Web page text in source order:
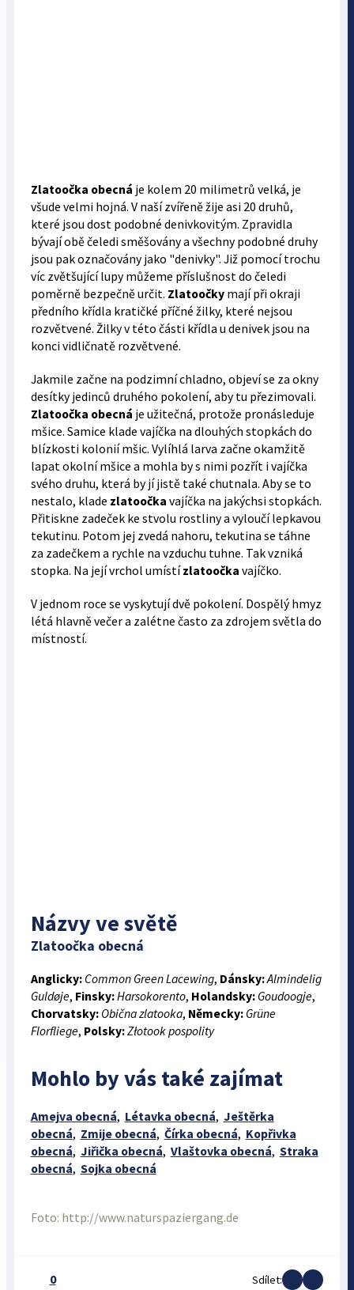
Zlatoočka obecná je kolem 20 milimetrů velká, je
všude velmi hojná. V naší zvířeně žije asi 20 druhů,
které jsou dost podobné denivkovitým. Zpravidla
bývají obě čeledi směšovány a všechny podobné druhy
jsou pak označovány jako "denivky". Již pomocí trochu
víc zvětšující lupy můžeme příslušnost do čeledi
poměrně bezpečně určit. Zlatoočkymají při okraji
předního křídla kratičké příčné žilky, které nejsou
rozvětvené. Žilky v této části křídla u denivek jsou na
konci vidličnatě rozvětvené.
Jakmile začne na podzimní chladno, objeví se za okny
desítky jedinců druhého pokolení, aby tu přezimovali.
Zlatoočka obecná je užitečná, protože pronásleduje
mšice. Samice klade vajíčka na dlouhých stopkách do
blízkosti kolonií mšic. Vylíhlá larva začne okamžitě
lapat okolní mšice a mohla by s nimi pozřít i vajíčka
svého druhu, která by jí jistě také chutnala. Aby se to
nestalo, klade zlatoočka vajíčka na jakýchsi stopkách.
Přitiskne zadeček ke stvolu rostliny a vyloučí lepkavou
tekutinu. Potom jej zvedá nahoru, tekutina se táhne
za zadečkem a rychle na vzduchu tuhne. Tak vzniká
stopka. Na její vrchol umístízlatoočka vajíčko.
V jednom roce se vyskytují dvě pokolení. Dospělý hmyz
létá hlavně večer a zalétne často za zdrojem světla do
místností.
Názvy ve světě
Zlatoočka obecná
Anglicky: Common Green Lacewing, Dánsky:Almindelig
Guldøje, Finsky:Harsokorento, Holandsky: Goudoogje,
Chorvatsky: Obična zlatooka, Německy: Grüne
Florfliege, Polsky:Złotook pospolity
Mohlo by vás také zajímat
Amejva obecná, Létavka obecná, Ještěrka
obecná, Zmije obecná, Čírka obecná, Kopřivka
obecná, Jiřička obecná, Vlaštovka obecná, Straka
obecná, Sojka obecná
Foto: http://www.naturspaziergang.de
0 Sdílet: